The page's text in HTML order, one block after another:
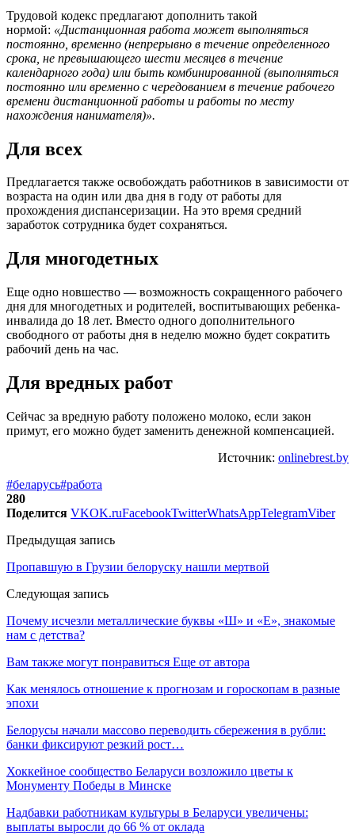
Трудовой кодекс предлагают дополнить такой
нормой: «Дистанционная работа может выполняться
постоянно, временно (непрерывно в течение определенного
срока, не превышающего шести месяцев в течение
календарного года) или быть комбинированной (выполняться
постоянно или временно с чередованием в течение рабочего
времени дистанционной работы и работы по месту
нахождения нанимателя)».
Для всех
Предлагается также освобождать работников в зависимости от
возраста на один или два дня в году от работы для
прохождения диспансеризации. На это время средний
заработок сотрудника будет сохраняться.
Для многодетных
Еще одно новшество — возможность сокращенного рабочего
дня для многодетных и родителей, воспитывающих ребенка-
инвалида до 18 лет. Вместо одного дополнительного
свободного от работы дня в неделю можно будет сократить
рабочий день на час.
Для вредных работ
Сейчас за вредную работу положено молоко, если закон
примут, его можно будет заменить денежной компенсацией.
Источник: onlinebrest.by
#беларусь#работа
280
Поделится VKOK.ruFacebookTwitterWhatsAppTelegramViber
Предыдущая запись
Пропавшую в Грузии белоруску нашли мертвой
Следующая запись
Почему исчезли металлические буквы «Ш» и «Е», знакомые
нам с детства?
Вам также могут понравиться Еще от автора
Как менялось отношение к прогнозам и гороскопам в разные
эпохи
Белорусы начали массово переводить сбережения в рубли:
банки фиксируют резкий рост…
Хоккейное сообщество Беларуси возложило цветы к
Монументу Победы в Минске
Надбавки работникам культуры в Беларуси увеличены:
выплаты выросли до 66 % от оклада